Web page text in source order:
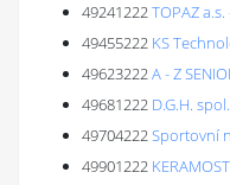
49241222TOPAZ
49455222 KS
49623222A - Z
49681222 D.G.H.
49704222Sportovní
49901222